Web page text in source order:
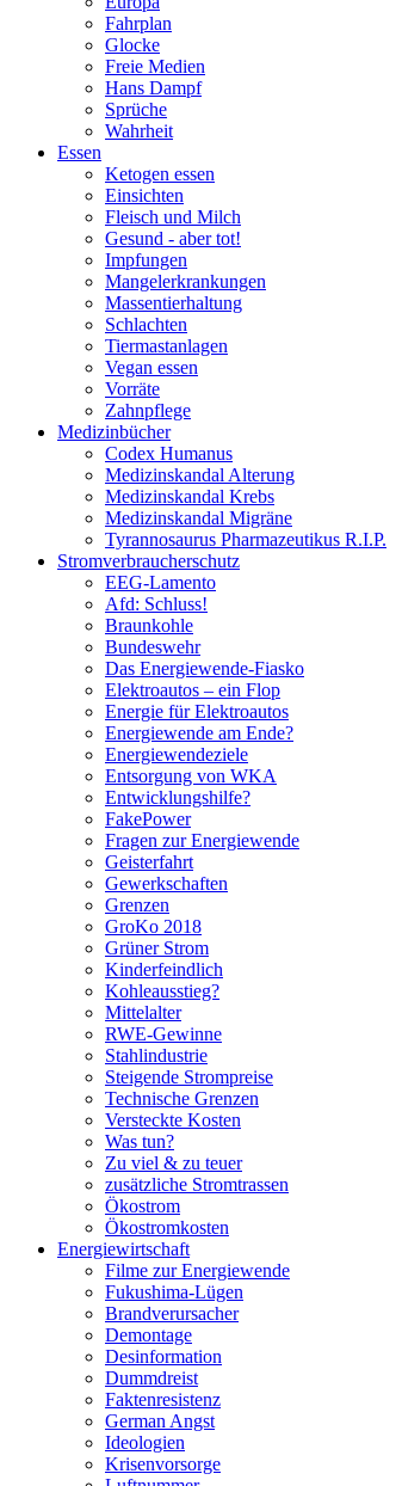
Fahrplan
Glocke
Freie Medien
Hans Dampf
Sprüche
Wahrheit
Essen
Ketogen essen
Einsichten
Fleisch und Milch
Gesund - aber tot!
Impfungen
Mangelerkrankungen
Massentierhaltung
Schlachten
Tiermastanlagen
Vegan essen
Vorräte
Zahnpflege
Medizinbücher
Codex Humanus
Medizinskandal Alterung
Medizinskandal Krebs
Medizinskandal Migräne
Tyrannosaurus Pharmazeutikus R.I.P.
Stromverbraucherschutz
EEG-Lamento
Afd: Schluss!
Braunkohle
Bundeswehr
Das Energiewende-Fiasko
Elektroautos – ein Flop
Energie für Elektroautos
Energiewende am Ende?
Energiewendeziele
Entsorgung von WKA
Entwicklungshilfe?
FakePower
Fragen zur Energiewende
Geisterfahrt
Gewerkschaften
Grenzen
GroKo 2018
Grüner Strom
Kinderfeindlich
Kohleausstieg?
Mittelalter
RWE-Gewinne
Stahlindustrie
Steigende Strompreise
Technische Grenzen
Versteckte Kosten
Was tun?
Zu viel & zu teuer
zusätzliche Stromtrassen
Ökostrom
Ökostromkosten
Energiewirtschaft
Filme zur Energiewende
Fukushima-Lügen
Brandverursacher
Demontage
Desinformation
Dummdreist
Faktenresistenz
German Angst
Ideologien
Krisenvorsorge